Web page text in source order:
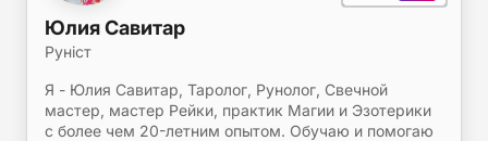
Юлия Савитар
Руніст
Я - Юлия Савитар, Таролог, Рунолог, Свечной
мастер, мастер Рейки, практик Магии и Эзотерики
с более чем 20-летним опытом. Обучаю и помогаю